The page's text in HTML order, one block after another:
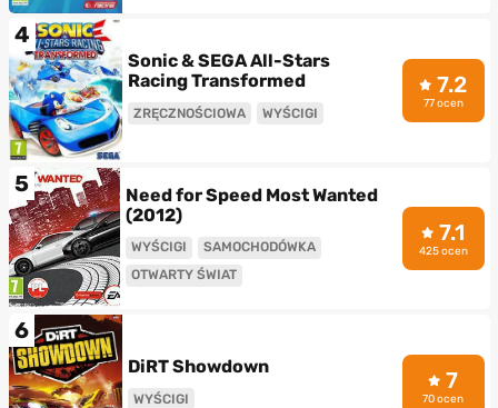
4
Sonic & SEGA All-Stars
Racing Transformed
ZRĘCZNOŚCIOWA WYŚCIGI
7.2
77 ocen
5
Need for Speed Most Wanted
(2012)
WYŚCIGI
SAMOCHODÓWKA
OTWARTY ŚWIAT
7.1
425 ocen
6
DiRT Showdown
WYŚCIGI
7
70 ocen